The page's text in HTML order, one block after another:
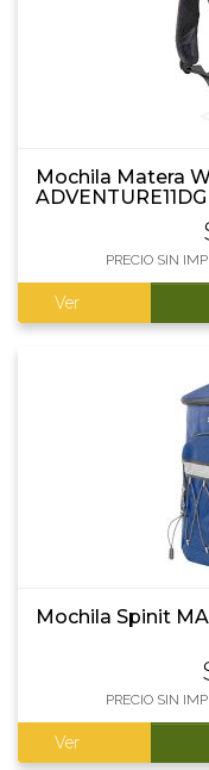
Mochila Matera
ADVENTURE11DG
PRECIO SIN
Ver
Mochila Spinit
PRECIO SIN
Ver